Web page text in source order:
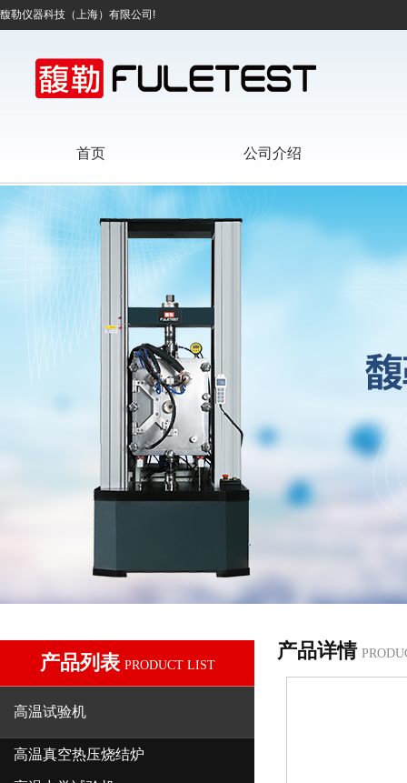
馥勒仪器科技（上海）有限公司!
首页 公司介绍
产品列表 PRODUCT LIST
高温试验机
高温真空热压烧结炉
产品详情